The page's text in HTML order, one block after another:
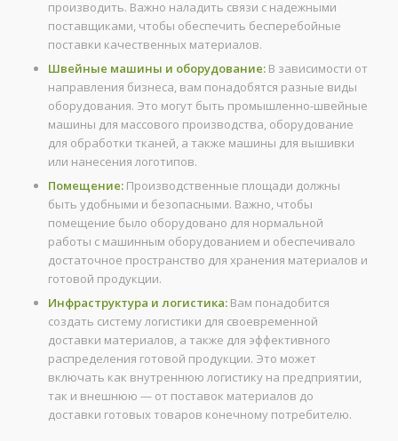
производить. Важно наладить связи с надежными
поставщиками, чтобы обеспечить бесперебойные
поставки качественных материалов.
Швейные машины и оборудование:В зависимости от
направления бизнеса, вам понадобятся разные виды
оборудования. Это могут быть промышленно-швейные
машины для массового производства, оборудование
для обработки тканей, а также машины для вышивки
или нанесения логотипов.
Помещение:Производственные площади должны
быть удобными и безопасными. Важно, чтобы
помещение было оборудовано для нормальной
работы с машинным оборудованием и обеспечивало
достаточное пространство для хранения материалов и
готовой продукции.
Инфраструктура и логистика:Вам понадобится
создать систему логистики для своевременной
доставки материалов, а также для эффективного
распределения готовой продукции. Это может
включать как внутреннюю логистику на предприятии,
так и внешнюю — от поставок материалов до
доставки готовых товаров конечному потребителю.